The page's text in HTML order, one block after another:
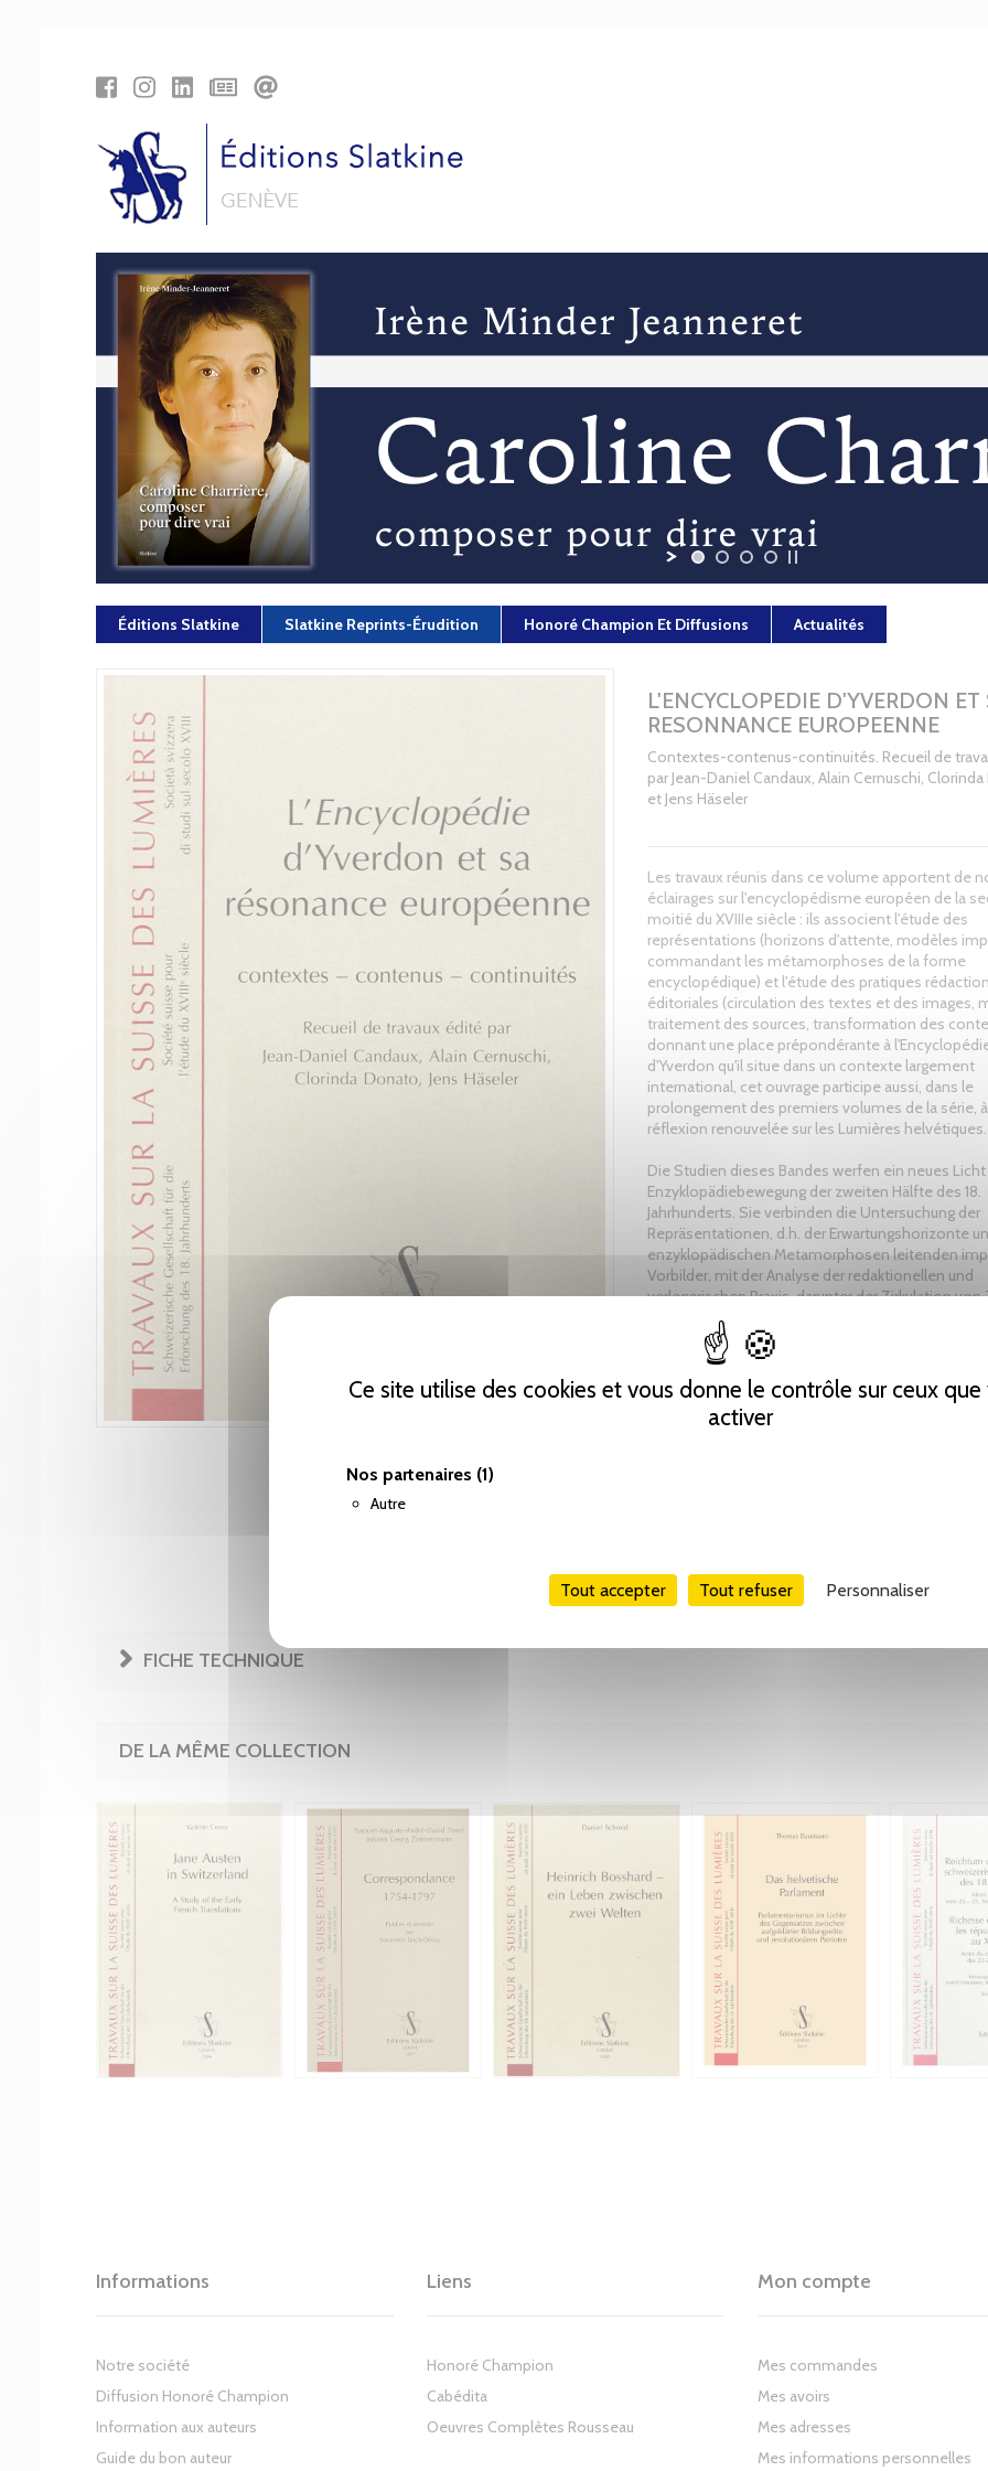
Ce site utilise des cookies et vous donne le contrôle sur ceux
activer
Nos partenaires (1)
Autre
Tout accepter Tout refuser Personnaliser
Éditions Slatkine Slatkine Reprints-Érudition Honoré Champion Et Diffusions Actualités
L'ENCYCLOPEDIE D'YVERDON ET
RESONNANCE EUROPEENNE
Contextes-contenus-continuités. Recueil de
par Jean-Daniel Candaux, Alain Cernuschi,
et Jens Häseler
Les travaux réunis dans ce volume apportent de
éclairages sur l'encyclopédisme européen de la
moitié du XVIIIe siècle : ils associent l'étude des
représentations (horizons d'attente, modèles
commandant les métamorphoses de la forme
encyclopédique) et l'étude des pratiques
éditoriales (circulation des textes et des images,
traitement des sources, transformation des
donnant une place prépondérante à
d'Yverdon qu'il situe dans un contexte largement
international, cet ouvrage participe aussi, dans le
prolongement des premiers volumes de la série,
réflexion renouvelée sur les Lumières helvétiques.
Die Studien dieses Bandes werfen ein neues Licht
Enzyklopädiebewegung der zweiten Hälfte des 18.
Jahrhunderts. Sie verbinden die Untersuchung der
Repräsentationen, d.h. der Erwartungshorizonte
enzyklopädischen Metamorphosen leitenden
Vorbilder, mit der Analyse der redaktionellen und
verlegerischen Praxis, darunter der Zirkulation von
Bildmaterial, des Umgang mit den Quellen und der
Umformung der Inhalte. Indem die sogenannte
Encyclopédie d'Yverdon hier in einem weiten,
internationalen Kontext verortet wird, kann der
ebenfalls, und damit reiht er sich in die
Reihe würdig ein, einen Beitrag zur Neubetrachtung
FICHE TECHNIQUE
DE LA MÊME COLLECTION
Informations
Notre société
Diffusion Honoré Champion
Information aux auteurs
Guide du bon auteur
Liens
Honoré Champion
Cabédita
Oeuvres Complètes Rousseau
Mon compte
Mes commandes
Mes avoirs
Mes adresses
Mes informations personnelles